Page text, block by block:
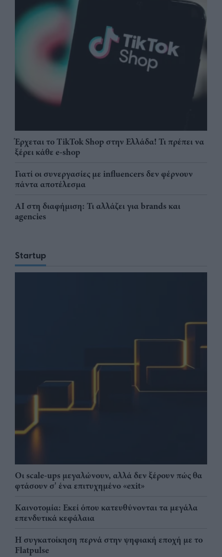
Έρχεται το TikTok Shop στην Ελλάδα! Τι πρέπει να
ξέρει κάθε e-shop
Γιατί οι συνεργασίες με influencers δεν φέρνουν
πάντα αποτέλεσμα
AI στη διαφήμιση: Τι αλλάζει για brands και
agencies
Startup
Οι scale-ups μεγαλώνουν, αλλά δεν ξέρουν πώς θα
φτάσουν σ' ένα επιτυχημένο «exit»
Καινοτομία: Εκεί όπου κατευθύνονται τα μεγάλα
επενδυτικά κεφάλαια
Η συγκατοίκηση περνά στην ψηφιακή εποχή με το
Flatpulse